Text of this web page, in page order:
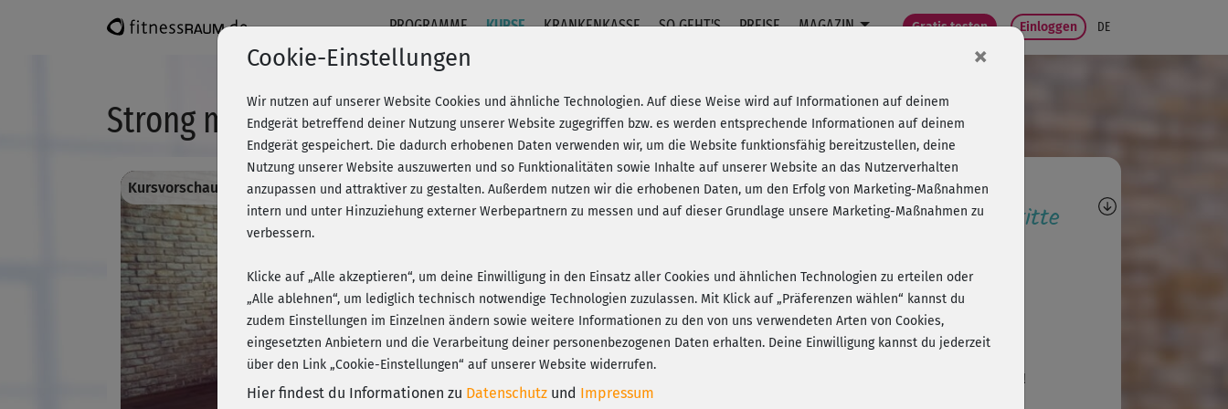
PROGRAMME KURSE KRANKENKASSE SO GEHT'S PREISE MAGAZIN Gratis testen Einloggen DE
Strong me - HIIT im Stand & Cooldown
Play
Kursvorschau - Anmelden und alles trainieren! 20% Rabatt + Wunsch-Goodie Fragen, Antworten,
Bewertungen, Fortschritte
Elisa ist super 👍🥰
A
Angelika795
Tolle Trainerin, der Kurs war super!
Cookie-Einstellungen ×
Wir nutzen auf unserer Website Cookies und ähnliche Technologien. Auf diese Weise wird auf Informationen auf deinem
Endgerät betreffend deiner Nutzung unserer Website zugegriffen bzw. es werden entsprechende Informationen auf deinem
Endgerät gespeichert. Die dadurch erhobenen Daten verwenden wir, um die Website funktionsfähig bereitzustellen, deine
Nutzung unserer Website auszuwerten und so Funktionalitäten sowie Inhalte auf unserer Website an das Nutzerverhalten
anzupassen und attraktiver zu gestalten. Außerdem nutzen wir die erhobenen Daten, um den Erfolg von Marketing-Maßnahmen
intern und unter Hinzuziehung externer Werbepartnern zu messen und auf dieser Grundlage unsere Marketing-Maßnahmen zu
verbessern.
Klicke auf „Alle akzeptieren“, um deine Einwilligung in den Einsatz aller Cookies und ähnlichen Technologien zu erteilen oder
„Alle ablehnen“, um lediglich technisch notwendige Technologien zuzulassen. Mit Klick auf „Präferenzen wählen“ kannst du
zudem Einstellungen im Einzelnen ändern sowie weitere Informationen zu den von uns verwendeten Arten von Cookies,
eingesetzten Anbietern und die Verarbeitung deiner personenbezogenen Daten erhalten. Deine Einwilligung kannst du jederzeit
über den Link „Cookie-Einstellungen“ auf unserer Website widerrufen.
Hier findest du Informationen zu Datenschutz und Impressum